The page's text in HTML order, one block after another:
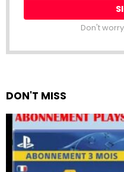
Don't
DON'T MISS